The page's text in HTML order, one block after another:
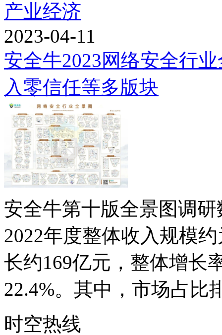
产业经济
2023-04-11
安全牛2023网络安全行
入零信任等多版块
安全牛第十版全景图调
2022年度整体收入规模
长约169亿元，整体增长
22.4%。其中，市场占比
时空热线